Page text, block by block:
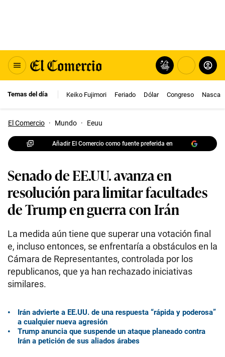
Temas del día Keiko Fujimori Feriado Dólar Congreso Nasca
El Comercio · Mundo · Eeuu
Añadir El Comercio como fuente preferida en
Senado de EE.UU. avanza en
resolución para limitar facultades
de Trump en guerra con Irán
La medida aún tiene que superar una votación final
e, incluso entonces, se enfrentaría a obstáculos en la
Cámara de Representantes, controlada por los
republicanos, que ya han rechazado iniciativas
similares.
Irán advierte a EE.UU. de una respuesta “rápida y poderosa”
a cualquier nueva agresión
Trump anuncia que suspende un ataque planeado contra
Irán a petición de sus aliados árabes